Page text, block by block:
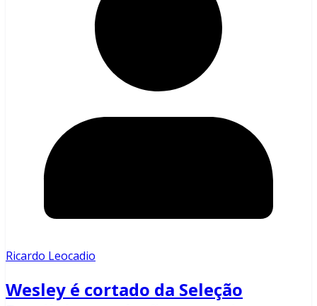
Ricardo Leocadio
Wesley é cortado da Seleção